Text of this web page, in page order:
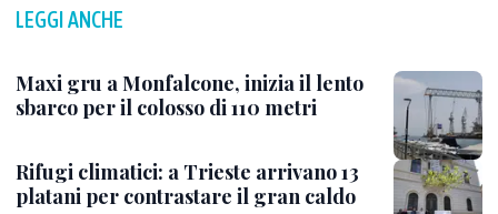
LEGGI ANCHE
Maxi gru a Monfalcone, inizia il lento
sbarco per il colosso di 110 metri
Rifugi climatici: a Trieste arrivano 13
platani per contrastare il gran caldo